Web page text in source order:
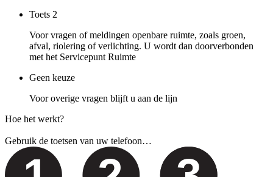
Toets 2
Voor vragen of meldingen openbare ruimte, zoals groen,
afval, riolering of verlichting. U wordt dan doorverbonden
met het Servicepunt Ruimte
Geen keuze
Voor overige vragen blijft u aan de lijn
Hoe het werkt?
Gebruik de toetsen van uw telefoon…